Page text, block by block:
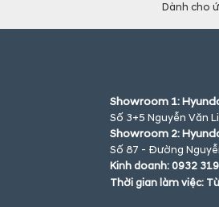
Dành cho
Showroom 1:
Số 3+5 Nguyễn Văn
Showroom 2:
Số 87 - Đường
Kinh doanh: 0932
Thời gian làm việc: